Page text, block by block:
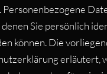
Personenbezogene
Sie persönlich
können. Die
erläutert,